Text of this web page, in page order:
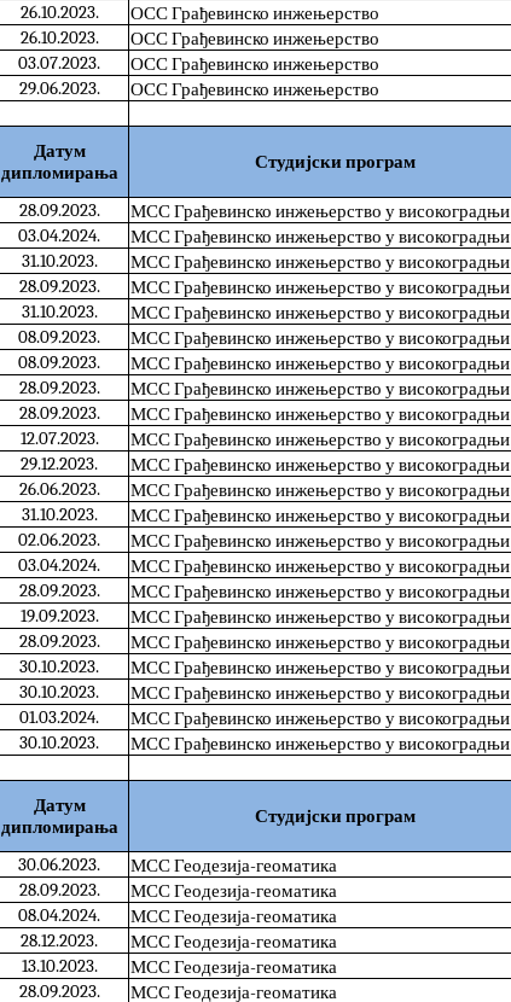
26.10.2023.
ОСС Грађевинско инжењерство
26.10.2023.
ОСС Грађевинско инжењерство
03.07.2023.
ОСС Грађевинско инжењерство
29.06.2023. ОСС Грађевинско инжењерство
Датум
дипломирања
Студијски програм
28.09.2023.
МСС Грађевинско инжењерство у високоградњи
03.04.2024.
МСС Грађевинско инжењерство у високоградњи
31.10.2023.
МСС Грађевинско инжењерство у високоградњи
28.09.2023.
МСС Грађевинско инжењерство у високоградњи
31.10.2023.
МСС Грађевинско инжењерство у високоградњи
08.09.2023.
МСС Грађевинско инжењерство у високоградњи
08.09.2023.
МСС Грађевинско инжењерство у високоградњи
28.09.2023.
МСС Грађевинско инжењерство у високоградњи
28.09.2023.
МСС Грађевинско инжењерство у високоградњи
12.07.2023.
МСС Грађевинско инжењерство у високоградњи
29.12.2023.
МСС Грађевинско инжењерство у високоградњи
26.06.2023.
МСС Грађевинско инжењерство у високоградњи
31.10.2023.
МСС Грађевинско инжењерство у високоградњи
02.06.2023.
МСС Грађевинско инжењерство у високоградњи
03.04.2024.
МСС Грађевинско инжењерство у високоградњи
28.09.2023.
МСС Грађевинско инжењерство у високоградњи
19.09.2023.
МСС Грађевинско инжењерство у високоградњи
28.09.2023.
МСС Грађевинско инжењерство у високоградњи
30.10.2023.
МСС Грађевинско инжењерство у високоградњи
30.10.2023.
МСС Грађевинско инжењерство у високоградњи
01.03.2024.
МСС Грађевинско инжењерство у високоградњи
30.10.2023. МСС Грађевинско инжењерство у високоградњи
Датум
дипломирања
Студијски програм
30.06.2023.
МСС Геодезија-геоматика
28.09.2023.
МСС Геодезија-геоматика
08.04.2024.
МСС Геодезија-геоматика
28.12.2023.
МСС Геодезија-геоматика
13.10.2023.
МСС Геодезија-геоматика
28.09.2023. МСС Геодезија-геоматика